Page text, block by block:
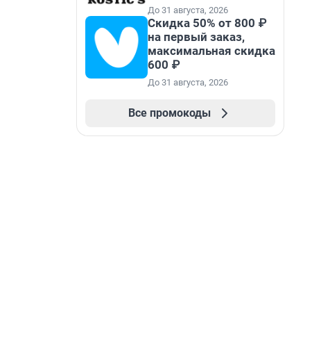
До 31 августа, 2026
Скидка 50% от 800 ₽
на первый заказ,
максимальная скидка
600 ₽
До 31 августа, 2026
Все промокоды